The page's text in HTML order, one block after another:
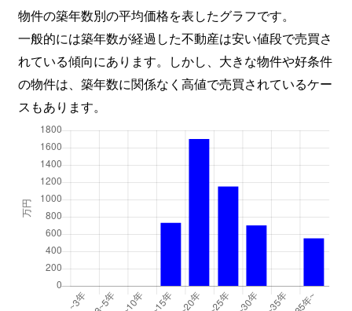
物件の築年数別の平均価格を表したグラフです。
一般的には築年数が経過した不動産は安い値段で売買さ
れている傾向にあります。しかし、大きな物件や好条件
の物件は、築年数に関係なく高値で売買されているケー
スもあります。